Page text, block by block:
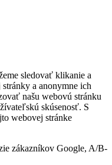
sledovať klikanie a
a anonymne ich
našu webovú stránku
skúsenosť. S
webovej stránke
zákazníkov Google, A/B-